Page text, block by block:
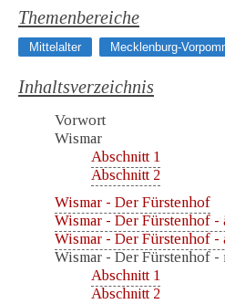
Themenbereiche
Mittelalter Mecklenburg-
Inhaltsverzeichnis
Vorwort
Wismar
Abschnitt 1
Abschnitt 2
Wismar - Der Fürstenhof
Wismar - Der Fürstenhof -
Wismar - Der Fürstenhof -
Wismar - Der Fürstenhof -
Abschnitt 1
Abschnitt 2